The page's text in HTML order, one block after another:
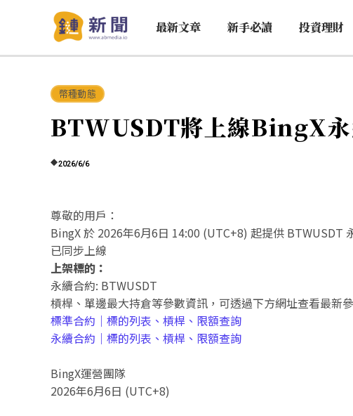
最新文章 新手必讀 投資理財
幣種動態
BTWUSDT將上線BingX永
2026/6/6
尊敬的用戶：
BingX 於 2026年6月6日 14:00 (UTC+8) 起提供 BTWUSDT
已同步上線
上架標的：
永續合約: BTWUSDT
槓桿、單邊最大持倉等參數資訊，可透過下方網址查看最新參
標準合約｜標的列表、槓桿、限額查詢
永續合約｜標的列表、槓桿、限額查詢
BingX運營團隊
2026年6月6日 (UTC+8)